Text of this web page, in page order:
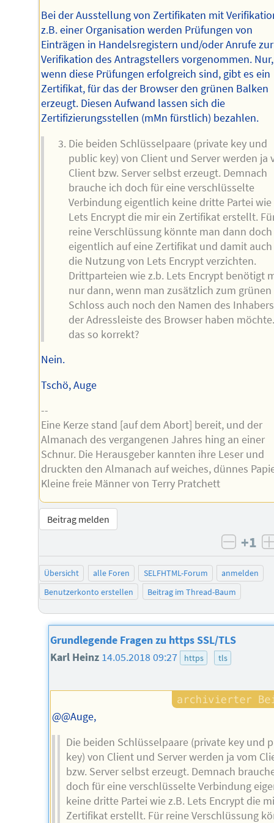
Bei der Ausstellung von Zertifikaten mit
z.B. einer Organisation werden Prüfungen von
Einträgen in Handelsregistern und/oder Anrufe zur
Verifikation des Antragstellers vorgenommen. Nur,
wenn diese Prüfungen erfolgreich sind, gibt es ein
Zertifikat, für das der Browser den grünen Balken
erzeugt. Diesen Aufwand lassen sich die
Zertifizierungsstellen (mMn fürstlich) bezahlen.
Die beiden Schlüsselpaare (private key und
public key) von Client und Server werden ja
Client bzw. Server selbst erzeugt. Demnach
brauche ich doch für eine verschlüsselte
Verbindung eigentlich keine dritte Partei wie
Lets Encrypt die mir ein Zertifikat erstellt.
reine Verschlüssung könnte man dann doch
eigentlich auf eine Zertifikat und damit
die Nutzung von Lets Encrypt verzichten.
Drittparteien wie z.b. Lets Encrypt benötigt
nur dann, wenn man zusätzlich zum grünen
Schloss auch noch den Namen des
der Adressleiste des Browser haben
das so korrekt?
Nein.
Tschö, Auge
--
Eine Kerze stand [auf dem Abort] bereit, und der
Almanach des vergangenen Jahres hing an einer
Schnur. Die Herausgeber kannten ihre Leser und
druckten den Almanach auf weiches, dünnes
Kleine freie Männer von Terry Pratchett
Beitrag melden
+1
Übersicht alle Foren SELFHTML-Forum
anmelden
Benutzerkonto erstellen
Beitrag im Thread-Baum
Grundlegende Fragen zu https SSL/TLS
Karl Heinz 14.05.2018 09:27 https tls
@@Auge,
Die beiden Schlüsselpaare (private key und
key) von Client und Server werden ja vom
bzw. Server selbst erzeugt. Demnach
doch für eine verschlüsselte Verbindung
keine dritte Partei wie z.B. Lets Encrypt die
Zertifikat erstellt. Für reine Verschlüssung